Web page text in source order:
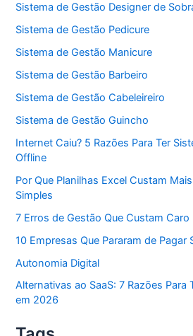
Sistema de Gestão Designer de
Sistema de Gestão Pedicure
Sistema de Gestão Manicure
Sistema de Gestão Barbeiro
Sistema de Gestão Cabeleireiro
Sistema de Gestão Guincho
Internet Caiu? 5 Razões Para Ter
Offline
Por Que Planilhas Excel Custam
Simples
7 Erros de Gestão Que Custam Caro
10 Empresas Que Pararam de Pagar
Autonomia Digital
Alternativas ao SaaS: 7 Razões Para
em 2026